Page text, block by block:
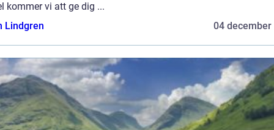
kommer vi att ge dig ...
Lindgren
04 december